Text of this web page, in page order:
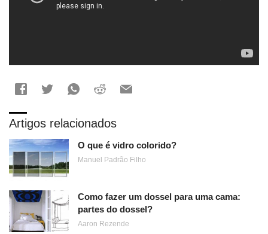
Artigos relacionados
O que é vidro colorido?
Manuel Padrão Filho
Como fazer um dossel para uma cama:
partes do dossel?
Aaron Rezende